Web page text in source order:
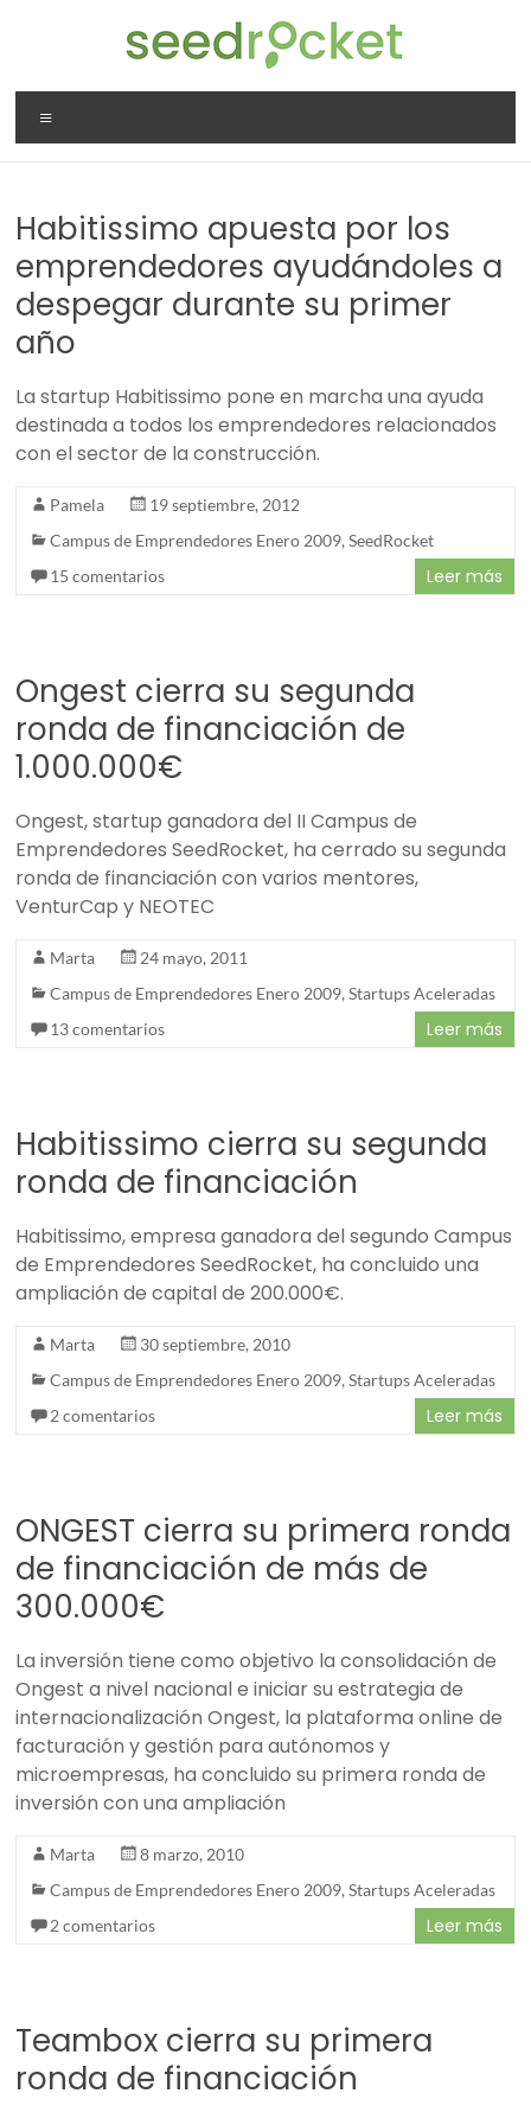
SeedRocket
La
que
nació
en
España
para
TIC
en
fase
Habitissimo apuesta por los
emprendedores ayudándoles a
despegar durante su primer
año
La startup Habitissimo pone en marcha una ayuda
destinada a todos los emprendedores relacionados
con el sector de la construcción.
Pamela
19 septiembre, 2012
Campus de Emprendedores Enero 2009,SeedRocket
15 comentarios
Leer más
Ongest cierra su segunda
ronda de financiación de
1.000.000€
Ongest, startup ganadora del II Campus de
Emprendedores SeedRocket, ha cerrado su segunda
ronda de financiación con varios mentores,
VenturCap y NEOTEC
Marta
24 mayo, 2011
Campus de Emprendedores Enero 2009,Startups Aceleradas
13 comentarios
Leer más
Habitissimo cierra su segunda
ronda de financiación
Habitissimo, empresa ganadora del segundo Campus
de Emprendedores SeedRocket, ha concluido una
ampliación de capital de 200.000€.
Marta
30 septiembre, 2010
Campus de Emprendedores Enero 2009,Startups Aceleradas
2 comentarios
Leer más
ONGEST cierra su primera ronda
de financiación de más de
300.000€
La inversión tiene como objetivo la consolidación de
Ongest a nivel nacional e iniciar su estrategia de
internacionalización Ongest, la plataforma online de
facturación y gestión para autónomos y
microempresas, ha concluido su primera ronda de
inversión con una ampliación
Marta
8 marzo, 2010
Campus de Emprendedores Enero 2009,Startups Aceleradas
2 comentarios
Leer más
Teambox cierra su primera
ronda de financiación